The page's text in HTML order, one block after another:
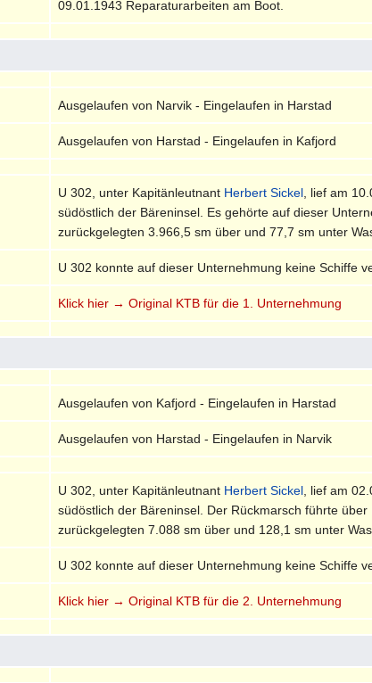
09.01.1943 Reparaturarbeiten am Boot.
Ausgelaufen von Narvik - Eingelaufen in Harstad
Ausgelaufen von Harstad - Eingelaufen in Kafjord
U 302, unter Kapitänleutnant Herbert Sickel , lief am
südöstlich der Bäreninsel. Es gehörte auf dieser
zurückgelegten 3.966,5 sm über und 77,7 sm unter
U 302 konnte auf dieser Unternehmung keine Schiffe
Klick hier → Original KTB für die 1. Unternehmung
Ausgelaufen von Kafjord - Eingelaufen in Harstad
Ausgelaufen von Harstad - Eingelaufen in Narvik
U 302, unter Kapitänleutnant Herbert Sickel , lief am
südöstlich der Bäreninsel. Der Rückmarsch führte
zurückgelegten 7.088 sm über und 128,1 sm unter
U 302 konnte auf dieser Unternehmung keine Schiffe
Klick hier → Original KTB für die 2. Unternehmung